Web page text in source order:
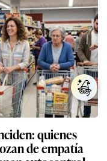
quienes
de empatía